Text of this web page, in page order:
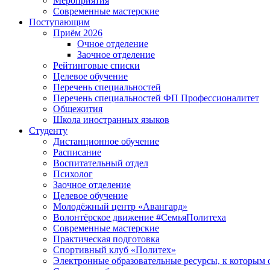
Современные мастерские
Поступающим
Приём 2026
Очное отделение
Заочное отделение
Рейтинговые списки
Целевое обучение
Перечень специальностей
Перечень специальностей ФП Профессионалитет
Общежития
Школа иностранных языков
Студенту
Дистанционное обучение
Расписание
Воспитательный отдел
Психолог
Заочное отделение
Целевое обучение
Молодёжный центр «Авангард»
Волонтёрское движение #СемьяПолитеха
Современные мастерские
Практическая подготовка
Спортивный клуб «Политех»
Электронные образовательные ресурсы, к которым